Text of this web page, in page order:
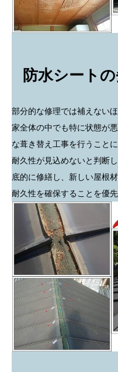
防水シート
部分的な修理では補えない
家全体の中でも特に状態が
な葺き替え工事を行うこと
耐久性が見込めないと判断
底的に修繕し、新しい屋根
耐久性を確保することを優先